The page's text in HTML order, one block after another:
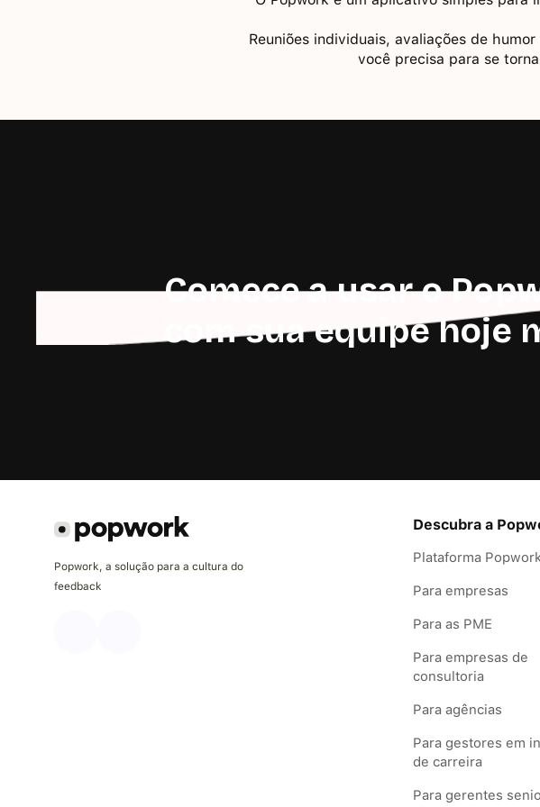
Reuniões individuais, avaliações de
você precisa para se
Comece a usar o
com sua equipe hoje
Popwork, a solução para a cultura do
feedback
Descubra a
Plataforma
Para empresas
Para as PME
Para empresas de
consultoria
Para agências
Para gestores em
de carreira
Para gerentes